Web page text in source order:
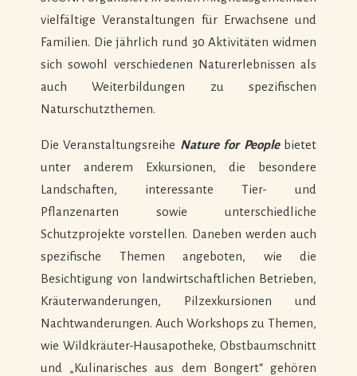
vielfältige Veranstaltungen für Erwachsene und
Familien. Die jährlich rund 30 Aktivitäten widmen
sich sowohl verschiedenen Naturerlebnissen als
auch Weiterbildungen zu spezifischen
Naturschutzthemen.
Die Veranstaltungsreihe Nature for People bietet
unter anderem Exkursionen, die besondere
Landschaften, interessante Tier- und
Pflanzenarten sowie unterschiedliche
Schutzprojekte vorstellen. Daneben werden auch
spezifische Themen angeboten, wie die
Besichtigung von landwirtschaftlichen Betrieben,
Kräuterwanderungen, Pilzexkursionen und
Nachtwanderungen. Auch Workshops zu Themen,
wie Wildkräuter-Hausapotheke, Obstbaumschnitt
und „Kulinarisches aus dem Bongert“ gehören